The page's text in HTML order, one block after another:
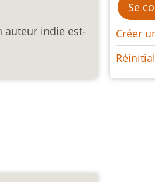
auteur indie est-
Créer